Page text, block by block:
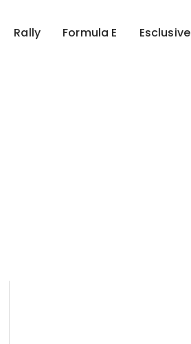
Rally Formula E Esclusive